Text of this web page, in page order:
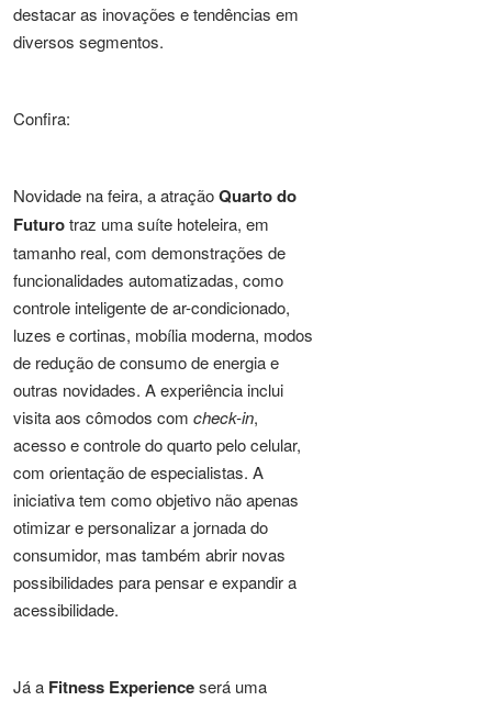
destacar as inovações e tendências em
diversos segmentos.
Confira:
Novidade na feira, a atraçãoQuarto do
Futurotraz uma suíte hoteleira, em
tamanho real, com demonstrações de
funcionalidades automatizadas, como
controle inteligente de ar-condicionado,
luzes e cortinas, mobília moderna, modos
de redução de consumo de energia e
outras novidades. A experiência inclui
visita aos cômodos com check-in,
acesso e controle do quarto pelo celular,
com orientação de especialistas. A
iniciativa tem como objetivo não apenas
otimizar e personalizar a jornada do
consumidor, mas também abrir novas
possibilidades para pensar e expandir a
acessibilidade.
Já a Fitness Experienceserá uma